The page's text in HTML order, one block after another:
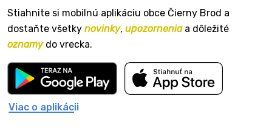
Stiahnite si mobilnú aplikáciu obce Čierny Brod a
dostaňte všetky novinky, upozorneniaa dôležité
oznamydo vrecka.
Viac o aplikácii